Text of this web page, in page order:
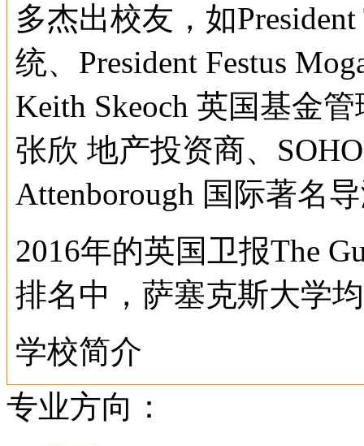
多杰出校友，如
统、President Festus
Keith Skeoch 英国基金
张欣 地产投资商、
Attenborough 国际著名
2016年的英国卫报The
排名中，萨塞克斯大学
学校简介
萨塞克斯大学是一所顶
专业方向：